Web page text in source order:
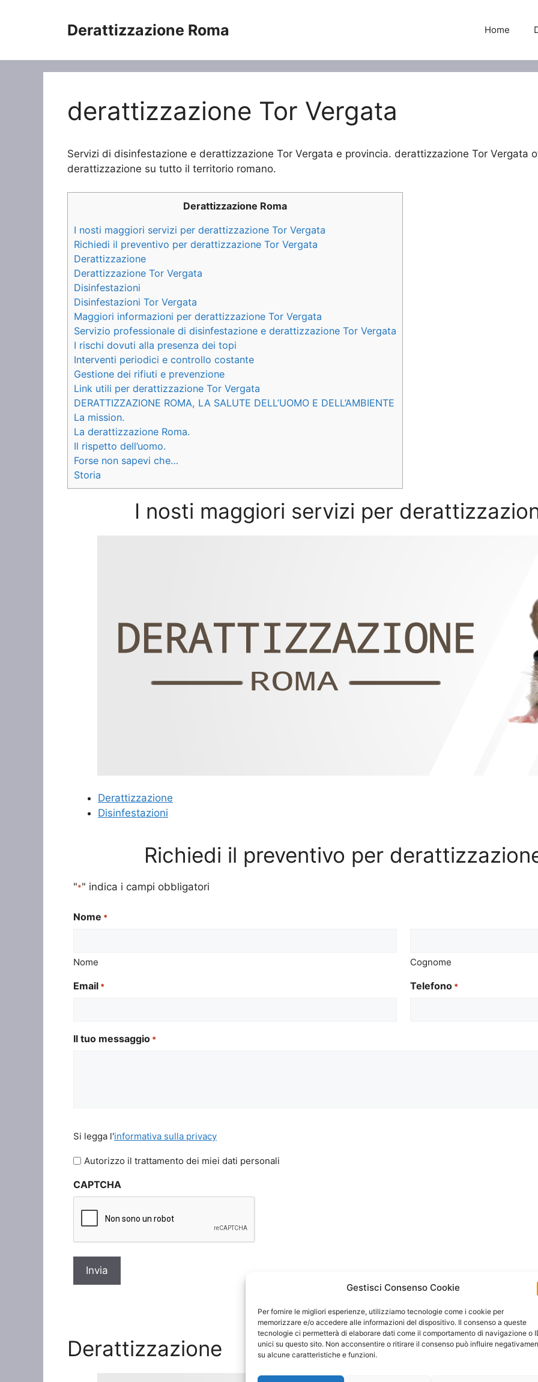
Gestisci Consenso Cookie
Per fornire le migliori esperienze, utilizziamo tecnologie come i cookie per
memorizzare e/o accedere alle informazioni del dispositivo. Il consenso a queste
tecnologie ci permetterà di elaborare dati come il comportamento di navigazione o
unici su questo sito. Non acconsentire o ritirare il consenso può influire
su alcune caratteristiche e funzioni.
Derattizzazione Roma Home
derattizzazione Tor Vergata
Servizi di disinfestazione e derattizzazione Tor Vergata e provincia. derattizzazione Tor Vergata
derattizzazione su tutto il territorio romano.
Derattizzazione Roma
I nosti maggiori servizi per derattizzazione Tor Vergata
Richiedi il preventivo per derattizzazione Tor Vergata
Derattizzazione
Derattizzazione Tor Vergata
Disinfestazioni
Disinfestazioni Tor Vergata
Maggiori informazioni per derattizzazione Tor Vergata
Servizio professionale di disinfestazione e derattizzazione Tor Vergata
I rischi dovuti alla presenza dei topi
Interventi periodici e controllo costante
Gestione dei rifiuti e prevenzione
Link utili per derattizzazione Tor Vergata
DERATTIZZAZIONE ROMA, LA SALUTE DELL’UOMO E DELL’AMBIENTE
La mission.
La derattizzazione Roma.
Il rispetto dell’uomo.
Forse non sapevi che…
Storia
I nosti maggiori servizi per
Derattizzazione
Disinfestazioni
Richiedi il preventivo per
"*" indica i campi obbligatori
Nome *
Nome Cognome
Email * Telefono *
Il tuo messaggio *
legga
l'informativa
privacy
Si legga l'informativa sulla privacy
Autorizzo il trattamento dei miei dati personali
CAPTCHA
Derattizzazione